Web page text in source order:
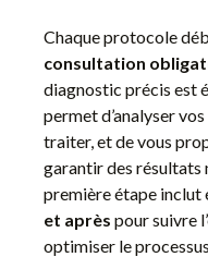
Chaque protocole
consultation
diagnostic précis est
permet d’analyser
traiter, et de vous
garantir des résultats
première étape inclut
et après pour suivre
optimiser le